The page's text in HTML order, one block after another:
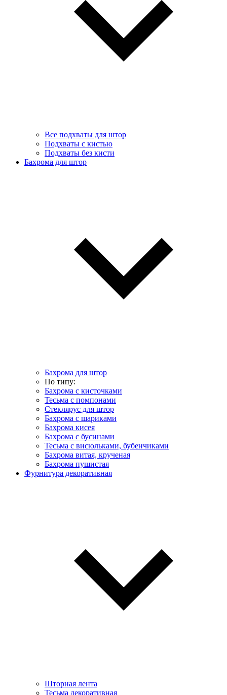
Все подхваты для штор
Подхваты с кистью
Подхваты без кисти
Бахрома для штор
Бахрома для штор
По типу:
Бахрома с кисточками
Тесьма с помпонами
Стеклярус для штор
Бахрома с шариками
Бахрома кисея
Бахрома с бусинами
Тесьма с висюльками, бубенчиками
Бахрома витая, крученая
Бахрома пушистая
Фурнитура декоративная
Шторная лента
Тесьма декоративная